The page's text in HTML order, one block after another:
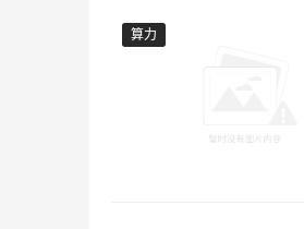
算力
算力